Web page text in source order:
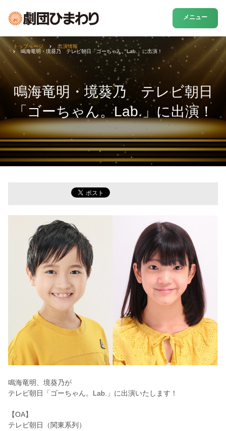
メニュー
鳴海竜明・境葵乃 テレビ朝日
「ゴーちゃん。Lab.」に出演！
トップページ
出演情報
鳴海竜明・境葵乃 テレビ朝日「ゴーちゃん。Lab.」に出演！
鳴海竜明、境葵乃が
テレビ朝日「ゴーちゃん。Lab.」に出演いたします！
【OA】
テレビ朝日（関東系列）